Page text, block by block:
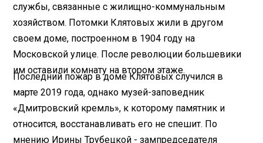
службы, связанные с жилищно-коммунальным
хозяйством. Потомки Клятовых жили в другом
своем доме, построенном в 1904 году на
Московской улице. После революции большевики
им оставили комнату на втором этаже.
Последний пожар в доме Клятовых случился в
марте 2019 года, однако музей-заповедник
«Дмитровский кремль», к которому памятник и
относится, восстанавливать его не спешит. По
мнению Ирины Трубецкой - зампредседателя